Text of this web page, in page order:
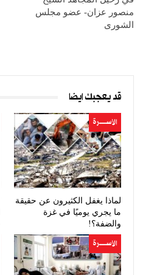
منصور عزان- عضو مجلس
الشورى
قد يعجبك ايضا
الأســــــرة
لماذا يغفل الكثيرون عن حقيقة
ما يجري يوميًا في غزة
والضفة؟!
الأســــــرة